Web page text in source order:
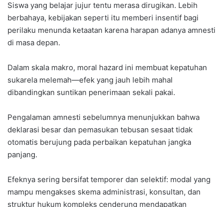
Siswa yang belajar jujur tentu merasa dirugikan. Lebih
berbahaya, kebijakan seperti itu memberi insentif bagi
perilaku menunda ketaatan karena harapan adanya amnesti
di masa depan.
Dalam skala makro, moral hazard ini membuat kepatuhan
sukarela melemah—efek yang jauh lebih mahal
dibandingkan suntikan penerimaan sekali pakai.
Pengalaman amnesti sebelumnya menunjukkan bahwa
deklarasi besar dan pemasukan tebusan sesaat tidak
otomatis berujung pada perbaikan kepatuhan jangka
panjang.
Efeknya sering bersifat temporer dan selektif: modal yang
mampu mengakses skema administrasi, konsultan, dan
struktur hukum kompleks cenderung mendapatkan